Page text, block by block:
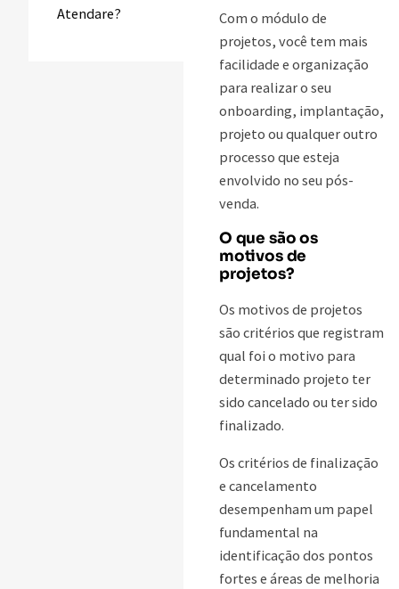
Atendare?
Com o módulo de
projetos, você tem mais
facilidade e organização
para realizar o seu
onboarding, implantação,
projeto ou qualquer outro
processo que esteja
envolvido no seu pós-
venda.
O que são os
motivos de
projetos?
Os motivos de projetos
são critérios que registram
qual foi o motivo para
determinado projeto ter
sido cancelado ou ter sido
finalizado.
Os critérios de finalização
e cancelamento
desempenham um papel
fundamental na
identificação dos pontos
fortes e áreas de melhoria